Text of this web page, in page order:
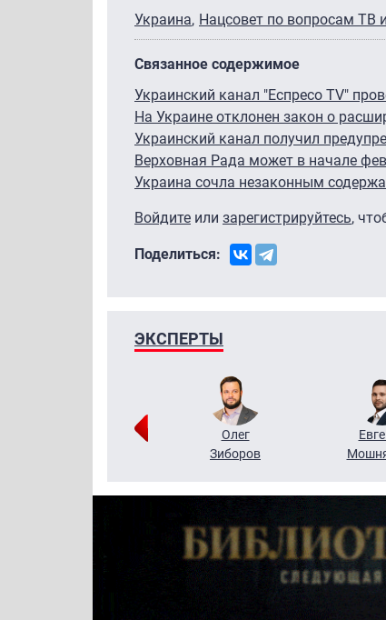
Украина Нацсовет по вопросам ТВ
Связанное содержимое
Украинский канал "Еспресо TV"
На Украине отклонен закон о
Украинский канал получил
Верховная Рада может в начале
Украина сочла незаконным
Войдите или зарегистрируйтесь,
Поделиться:
ЭКСПЕРТЫ
Олег
Зиборов